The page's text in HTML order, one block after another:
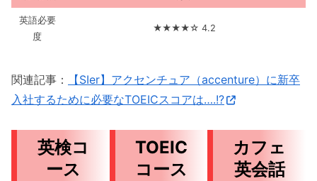
英語必要
度
★★★★☆ 4.2
関連記事：
【SIer】アクセンチュア（accenture）に新卒
入社するために必要なTOEICスコアは….!?
英検コ
ース
TOEIC
コース
カフェ
英会話